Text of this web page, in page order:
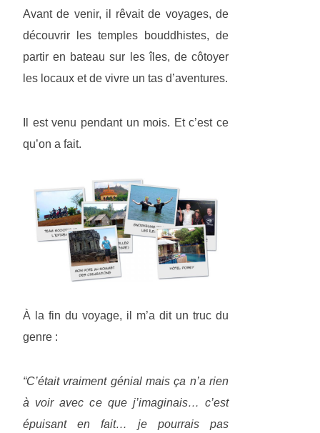
Avant de venir, il rêvait de voyages, de
découvrir les temples bouddhistes, de
partir en bateau sur les îles, de côtoyer
les locaux et de vivre un tas d’aventures.
Il est venu pendant un mois. Et c’est ce
qu’on a fait.
À la fin du voyage, il m’a dit un truc du
genre :
“C’était vraiment génial mais ça n’a rien
à voir avec ce que j’imaginais… c’est
épuisant en fait… je pourrais pas